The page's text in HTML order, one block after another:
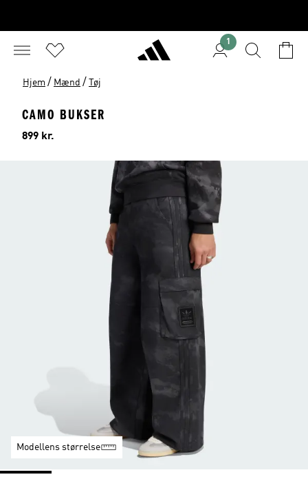
1
Hjem / Mænd / Tøj
CAMO BUKSER
Pris
899 kr.
Modellens størrelse